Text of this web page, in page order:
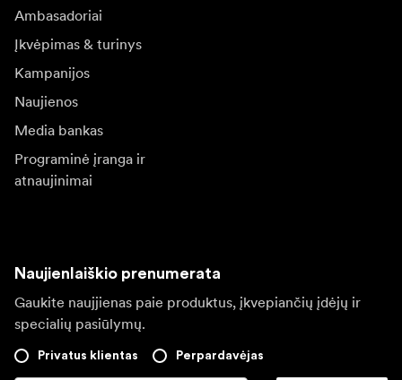
Ambasadoriai
Įkvėpimas & turinys
Kampanijos
Naujienos
Media bankas
Programinė įranga ir
atnaujinimai
Naujienlaiškio prenumerata
Gaukite naujjienas paie produktus, įkvepiančių įdėjų ir
specialių pasiūlymų.
Privatus klientas Perpardavėjas